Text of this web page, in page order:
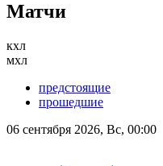
Матчи
кхл
мхл
предстоящие
прошедшие
06 сентября 2026, Вс, 00:00